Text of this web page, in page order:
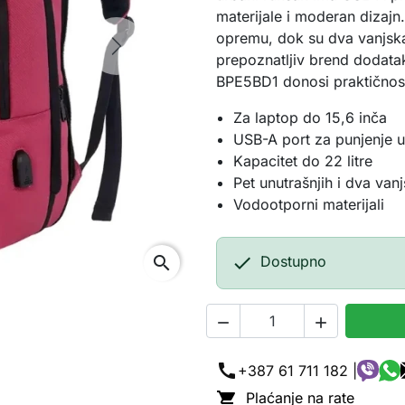
Next
materijale i moderan
opremu, dok su dva
prepoznatljiv brend
BPE5BD1 donosi
Za laptop do 15,6 inča
USB-A port za punjenje
Kapacitet do 22 litre
Pet unutrašnjih i dva
Vodootporni materijali
 Dostupno
 
call +387 61 711 182 |
 Plaćanje na rate